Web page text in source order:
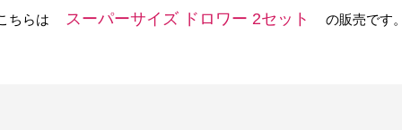
ちらは スーパーサイズ ドロワー 2セット の販売です。